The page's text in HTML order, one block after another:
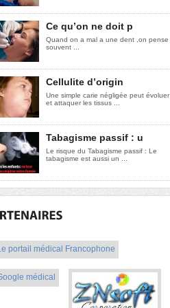
Ce qu’on ne doit p
Quand on a mal a une dent ,on pense
souvent ...
Cellulite d’origin
Une simple carie négligée peut évoluer
et attaquer les tissus ...
Tabagisme passif : u
Le risque du Tabagisme passif : Le
tabagisme est aussi un ...